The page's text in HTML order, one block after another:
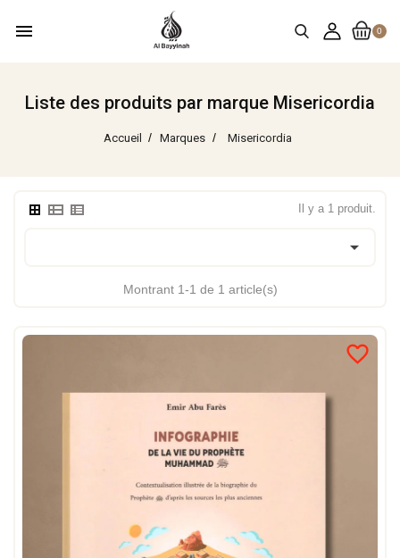
0
menu
Liste des produits par marque Misericordia
Accueil Marques Misericordia
Il y a 1 produit.

Montrant 1-1 de 1 article(s)
favorite_border